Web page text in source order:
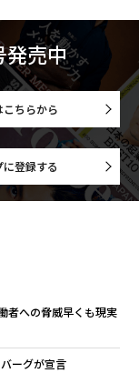
売中
ちらから
登録する
者への脅威早くも現実
ーグが宣言